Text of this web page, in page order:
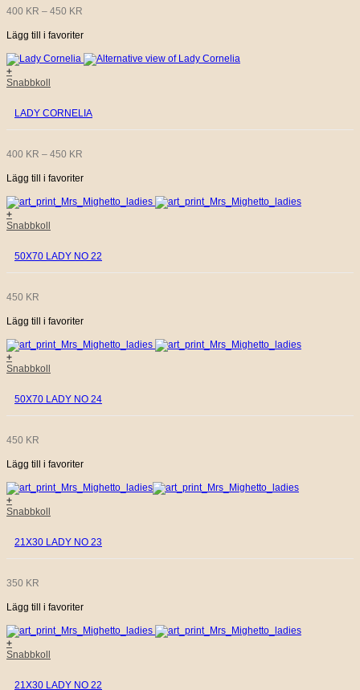
De
olika
alternativen
kan
väljas
på
produktsidan
400 KR – 450 KR
TILL
Lägg till i favoriter
+
Den
har
flera
De
olika
alternativen
kan
väljas
på
produktsidan
Snabbkoll
LADY CORNELIA
400 KR – 450 KR
Lägg till i favoriter
+
Snabbkoll
50X70 LADY NO 22
450 KR
Lägg till i favoriter
+
Snabbkoll
50X70 LADY NO 24
450 KR
Lägg till i favoriter
+
Snabbkoll
21X30 LADY NO 23
350 KR
Lägg till i favoriter
+
Snabbkoll
21X30 LADY NO 22